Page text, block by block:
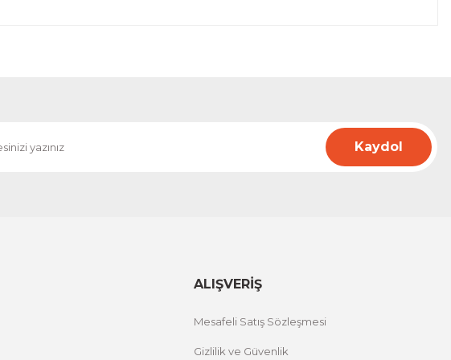
Kaydol
ALIŞVERİŞ
Mesafeli Satış Sözleşmesi
Gizlilik ve Güvenlik